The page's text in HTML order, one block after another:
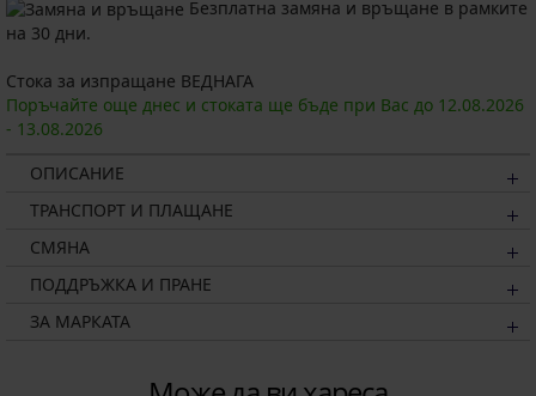
Безплатна замяна и връщане в рамките
на 30 дни.
Стока за изпращане ВЕДНАГА
Поръчайте още днес и стоката ще бъде при Вас до 12.08.2026
- 13.08.2026
ОПИСАНИЕ
ТРАНСПОРТ И ПЛАЩАНЕ
СМЯНА
ПОДДРЪЖКА И ПРАНЕ
ЗА МАРКАТА